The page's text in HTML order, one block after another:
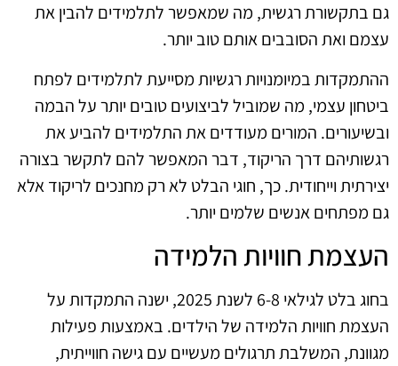
גם בתקשורת רגשית, מה שמאפשר לתלמידים להבין את
עצמם ואת הסובבים אותם טוב יותר.
ההתמקדות במיומנויות רגשיות מסייעת לתלמידים לפתח
ביטחון עצמי, מה שמוביל לביצועים טובים יותר על הבמה
ובשיעורים. המורים מעודדים את התלמידים להביע את
רגשותיהם דרך הריקוד, דבר המאפשר להם לתקשר בצורה
יצירתית וייחודית. כך, חוגי הבלט לא רק מחנכים לריקוד אלא
גם מפתחים אנשים שלמים יותר.
העצמת חוויות הלמידה
בחוג בלט לגילאי 6-8 לשנת 2025, ישנה התמקדות על
העצמת חוויות הלמידה של הילדים. באמצעות פעילות
מגוונת, המשלבת תרגולים מעשיים עם גישה חווייתית,